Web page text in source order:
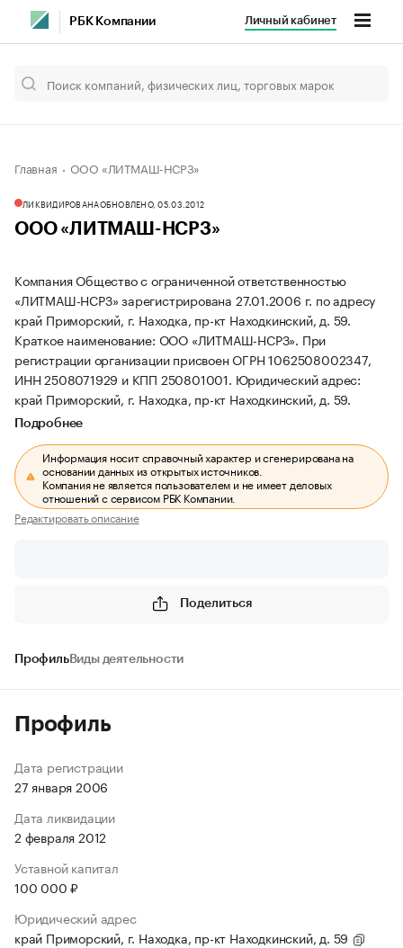
РБК Компании Личный кабинет
Главная ООО «ЛИТМАШ-НСРЗ»
ЛИКВИДИРОВАНАОБНОВЛЕНО, 05.03.2012
ООО «ЛИТМАШ-НСРЗ»
Компания Общество с ограниченной ответственностью
«ЛИТМАШ-НСРЗ» зарегистрирована 27.01.2006 г. по адресу
край Приморский, г. Находка, пр-кт Находкинский, д. 59.
Краткое наименование: ООО «ЛИТМАШ-НСРЗ». При
регистрации организации присвоен ОГРН 1062508002347,
ИНН 2508071929 и КПП 250801001. Юридический адрес:
край Приморский, г. Находка, пр-кт Находкинский, д. 59.
Подробнее
Информация носит справочный характер и сгенерирована на
основании данных из открытых источников.
Компания не является пользователем и не имеет деловых
отношений с сервисом РБК Компании.
Редактировать описание
Поделиться
ПрофильВиды деятельности
Профиль
Дата регистрации
27 января 2006
Дата ликвидации
2 февраля 2012
Уставной капитал
100 000 ₽
Юридический адрес
край Приморский, г. Находка, пр-кт Находкинский, д. 59